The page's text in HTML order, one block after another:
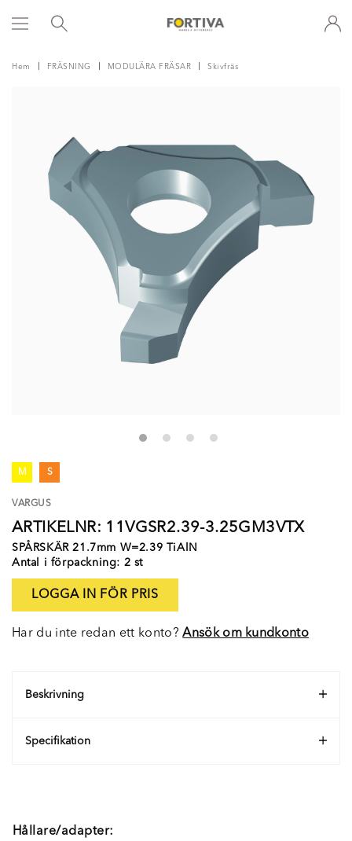
Hem FRÄSNING MODULÄRA FRÄSAR Skivfräs
M S
VARGUS
ARTIKELNR: 11VGSR2.39-3.25GM3VTX
SPÅRSKÄR 21.7mm W=2.39 TiAlN
Antal i förpackning: 2 st
LOGGA IN FÖR PRIS
Har du inte redan ett konto?Ansök om kundkonto
Beskrivning
Specifikation
Hållare/adapter: